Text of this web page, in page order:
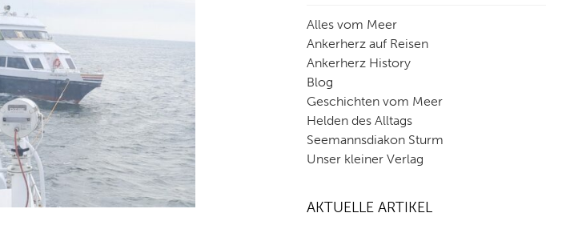
Alles vom Meer
Ankerherz auf Reisen
Ankerherz History
Blog
Geschichten vom Meer
Helden des Alltags
Seemannsdiakon Sturm
Unser kleiner Verlag
AKTUELLE ARTIKEL